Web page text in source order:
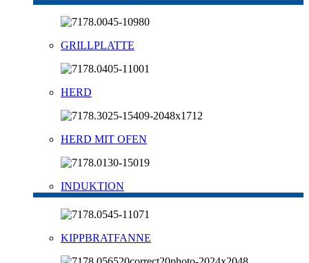
GRILLPLATTE
HERD
HERD MIT OFEN
INDUKTION
KIPPBRATFANNE